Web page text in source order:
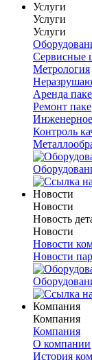
Услуги
Услуги
Услуги
Сервисные
Метрология
Аренда
Ремонт
Контроль
Новости
Новости
Новость
Новости
Новости
Новости
Компания
Компания
Компания
О компании
История